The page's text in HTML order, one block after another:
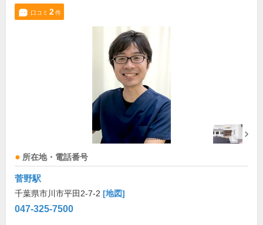
口コミ 2件
所在地・電話番号
菅野駅
千葉県市川市平田2-7-2 [地図]
047-325-7500